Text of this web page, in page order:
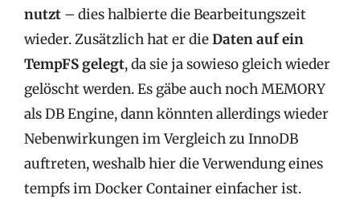
nutzt – dies halbierte die Bearbeitungszeit
wieder. Zusätzlich hat er dieDaten auf ein
TempFS gelegt, da sie ja sowieso gleich wieder
gelöscht werden. Es gäbe auch noch MEMORY
als DB Engine, dann könnten allerdings wieder
Nebenwirkungen im Vergleich zu InnoDB
auftreten, weshalb hier die Verwendung eines
tempfs im Docker Container einfacher ist.